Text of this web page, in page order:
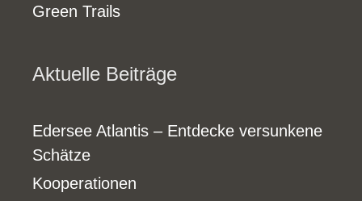
Green Trails
Aktuelle Beiträge
Edersee Atlantis – Entdecke versunkene
Schätze
Kooperationen